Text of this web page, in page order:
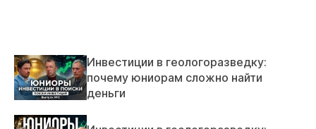
Инвестиции в геологоразведку:
почему юниорам сложно найти
деньги